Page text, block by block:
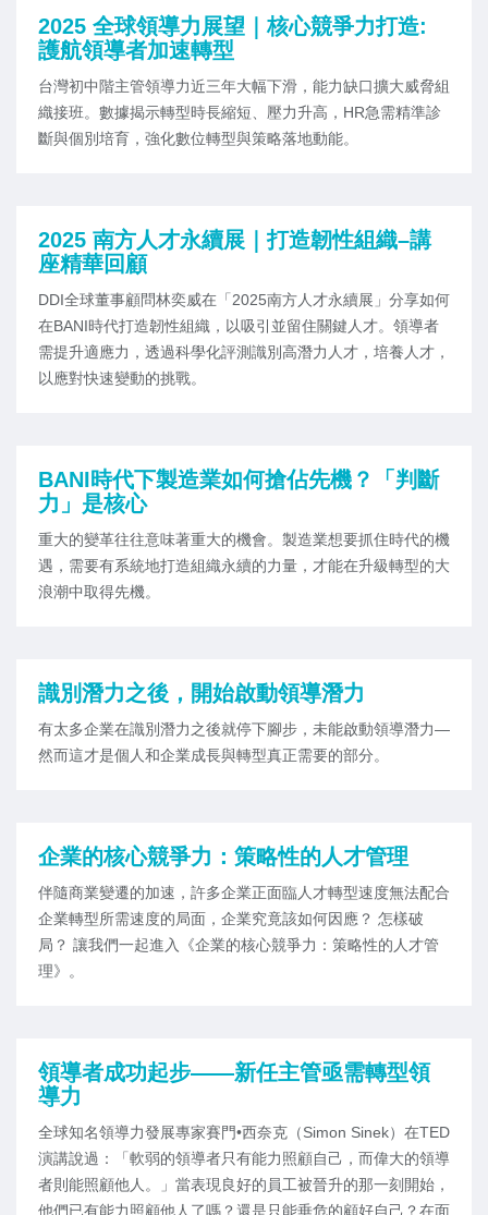
2025 全球領導力展望｜核心競爭力打造:
護航領導者加速轉型
台灣初中階主管領導力近三年大幅下滑，能力缺口擴大威脅組
織接班。數據揭示轉型時長縮短、壓力升高，HR急需精準診
斷與個別培育，強化數位轉型與策略落地動能。
2025 南方人才永續展｜打造韌性組織–講
座精華回顧
DDI全球董事顧問林奕威在「2025南方人才永續展」分享如何
在BANI時代打造韌性組織，以吸引並留住關鍵人才。領導者
需提升適應力，透過科學化評測識別高潛力人才，培養人才，
以應對快速變動的挑戰。
BANI時代下製造業如何搶佔先機？「判斷
力」是核心
重大的變革往往意味著重大的機會。製造業想要抓住時代的機
遇，需要有系統地打造組織永續的力量，才能在升級轉型的大
浪潮中取得先機。
識別潛力之後，開始啟動領導潛力
有太多企業在識別潛力之後就停下腳步，未能啟動領導潛力—
然而這才是個人和企業成長與轉型真正需要的部分。
企業的核心競爭力：策略性的人才管理
伴隨商業變遷的加速，許多企業正面臨人才轉型速度無法配合
企業轉型所需速度的局面，企業究竟該如何因應？ 怎樣破
局？ 讓我們一起進入《企業的核心競爭力：策略性的人才管
理》。
領導者成功起步——新任主管亟需轉型領
導力
全球知名領導力發展專家賽門•西奈克（Simon Sinek）在TED
演講說過：「軟弱的領導者只有能力照顧自己，而偉大的領導
者則能照顧他人。」當表現良好的員工被晉升的那一刻開始，
他們已有能力照顧他人了嗎？還是只能垂危的顧好自己？在面